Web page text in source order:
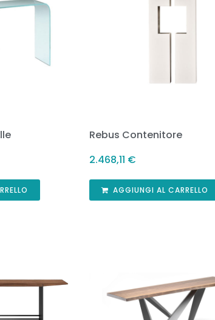
Rebus Contenitore
2.468,11 €
AGGIUNGI AL CARRELLO